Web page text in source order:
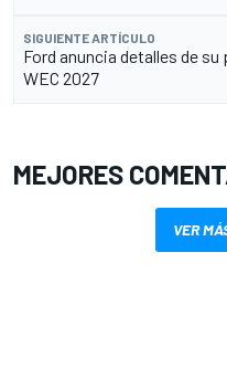
SIGUIENTE ARTÍCULO
Ford anuncia detalles de
WEC 2027
MEJORES
VER